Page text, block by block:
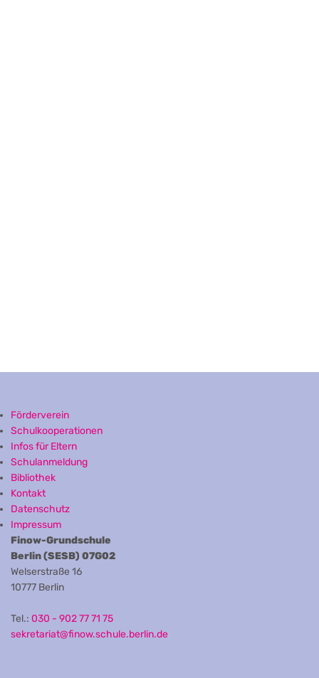
Förderverein
Schulkooperationen
Infos für Eltern
Schulanmeldung
Bibliothek
Kontakt
Datenschutz
Impressum
Finow-Grundschule
Berlin (SESB) 07G02
Welserstraße 16
10777 Berlin
Tel.: 030 - 902 77 71 75
sekretariat@finow.schule.berlin.de